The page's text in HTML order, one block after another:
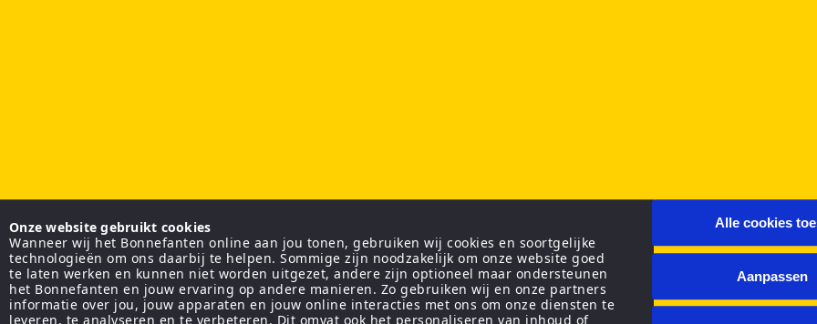
Onze website gebruikt cookies
Wanneer wij het Bonnefanten online aan jou tonen, gebruiken wij cookies en soortgelijke
technologieën om ons daarbij te helpen. Sommige zijn noodzakelijk om onze website goed
te laten werken en kunnen niet worden uitgezet, andere zijn optioneel maar ondersteunen
het Bonnefanten en jouw ervaring op andere manieren. Zo gebruiken wij en onze partners
informatie over jou, jouw apparaten en jouw online interacties met ons om onze diensten te
leveren, te analyseren en te verbeteren. Dit omvat ook het personaliseren van inhoud of
Alle cookies
Aanpassen